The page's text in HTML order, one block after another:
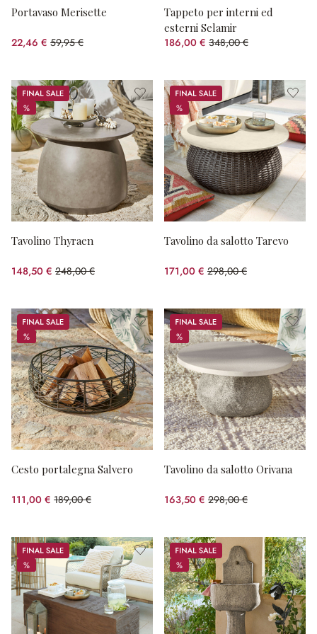
Portavaso Merisette
22,46 € 59,95 €
(risparmio 62.54%)
Tappeto per interni ed
esterni Selamir
186,00 € 348,00 €
(risparmio 46.55%)
Sale
%
%
Tavolino Thyraen
148,50 € 248,00 €
(risparmio 40.12%)
Sale
%
%
Tavolino da salotto Tarevo
171,00 € 298,00 €
(risparmio 42.62%)
Sale
%
%
Cesto portalegna Salvero
111,00 € 189,00 €
(risparmio 41.27%)
Sale
%
%
Tavolino da salotto Orivana
163,50 € 298,00 €
(risparmio 45.13%)
Sale
%
%
Sale
%
%